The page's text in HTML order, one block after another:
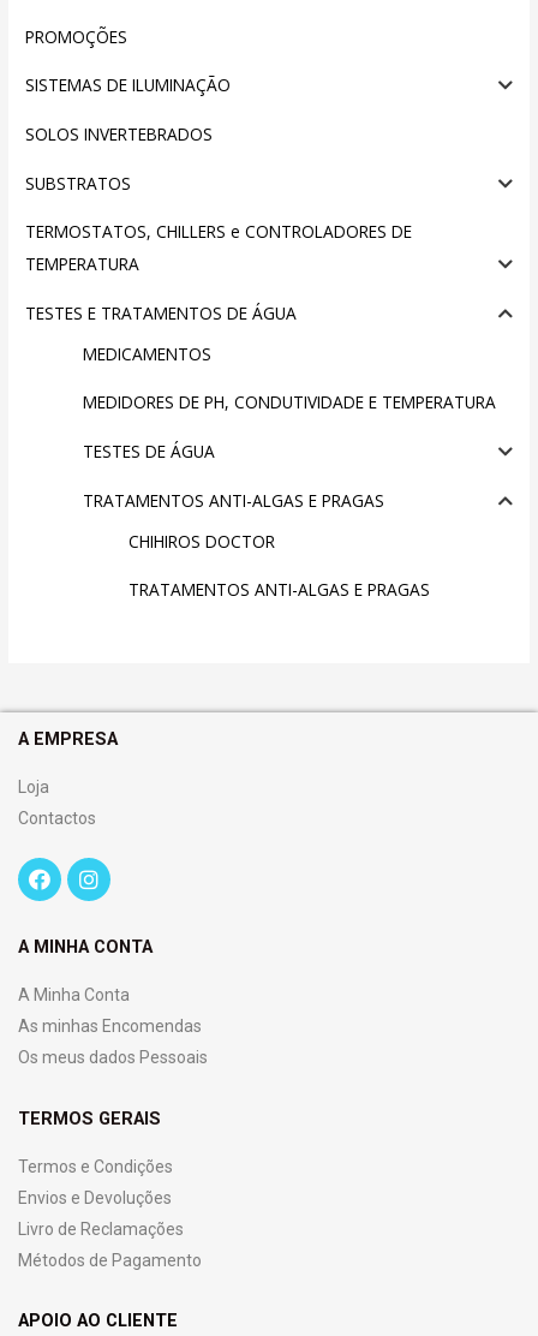
PROMOÇÕES
SISTEMAS DE ILUMINAÇÃO
SOLOS INVERTEBRADOS
SUBSTRATOS
TERMOSTATOS, CHILLERS e CONTROLADORES DE
TEMPERATURA
TESTES E TRATAMENTOS DE ÁGUA
MEDICAMENTOS
MEDIDORES DE PH, CONDUTIVIDADE E TEMPERATURA
TESTES DE ÁGUA
TRATAMENTOS ANTI-ALGAS E PRAGAS
CHIHIROS DOCTOR
TRATAMENTOS ANTI-ALGAS E PRAGAS
A EMPRESA
Loja
Contactos
A MINHA CONTA
A Minha Conta
As minhas Encomendas
Os meus dados Pessoais
TERMOS GERAIS
Termos e Condições
Envios e Devoluções
Livro de Reclamações
Métodos de Pagamento
APOIO AO CLIENTE